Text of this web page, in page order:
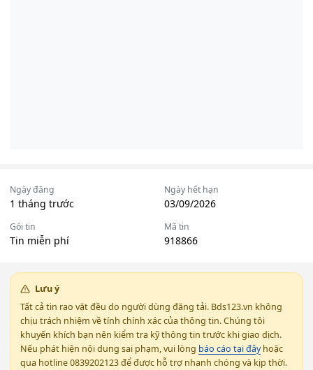
Ngày đăng
1 tháng trước
Ngày hết hạn
03/09/2026
Gói tin
Tin miễn phí
Mã tin
918866
Lưu ý
Tất cả tin rao vặt đều do người dùng đăng tải. Bds123.vn không
chịu trách nhiệm về tính chính xác của thông tin. Chúng tôi
khuyến khích bạn nên kiểm tra kỹ thông tin trước khi giao dịch.
Nếu phát hiện nội dung sai phạm, vui lòng báo cáo tại đâyhoặc
qua hotline 0839202123 để được hỗ trợ nhanh chóng và kịp thời.